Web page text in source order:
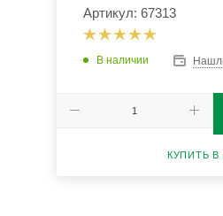
Артикул: 67313
В наличии
КУПИТЬ В